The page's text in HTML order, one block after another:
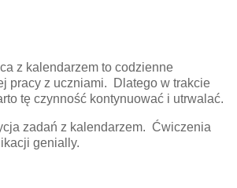
z kalendarzem to codzienne
pracy z uczniami. Dlatego w trakcie
tę czynność kontynuować i utrwalać.
zadań z kalendarzem. Ćwiczenia
genially.